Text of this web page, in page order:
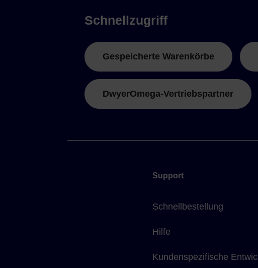
Schnellzugriff
Gespeicherte Warenkörbe
DwyerOmega-Vertriebspartner
Support
Schnellbestellung
Hilfe
Kundenspezifische